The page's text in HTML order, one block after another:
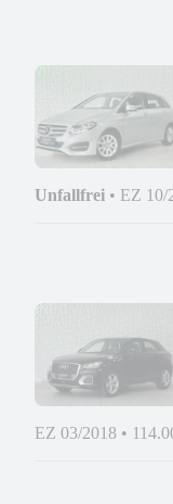
Unfallfrei • EZ 10/
EZ 03/2018 •